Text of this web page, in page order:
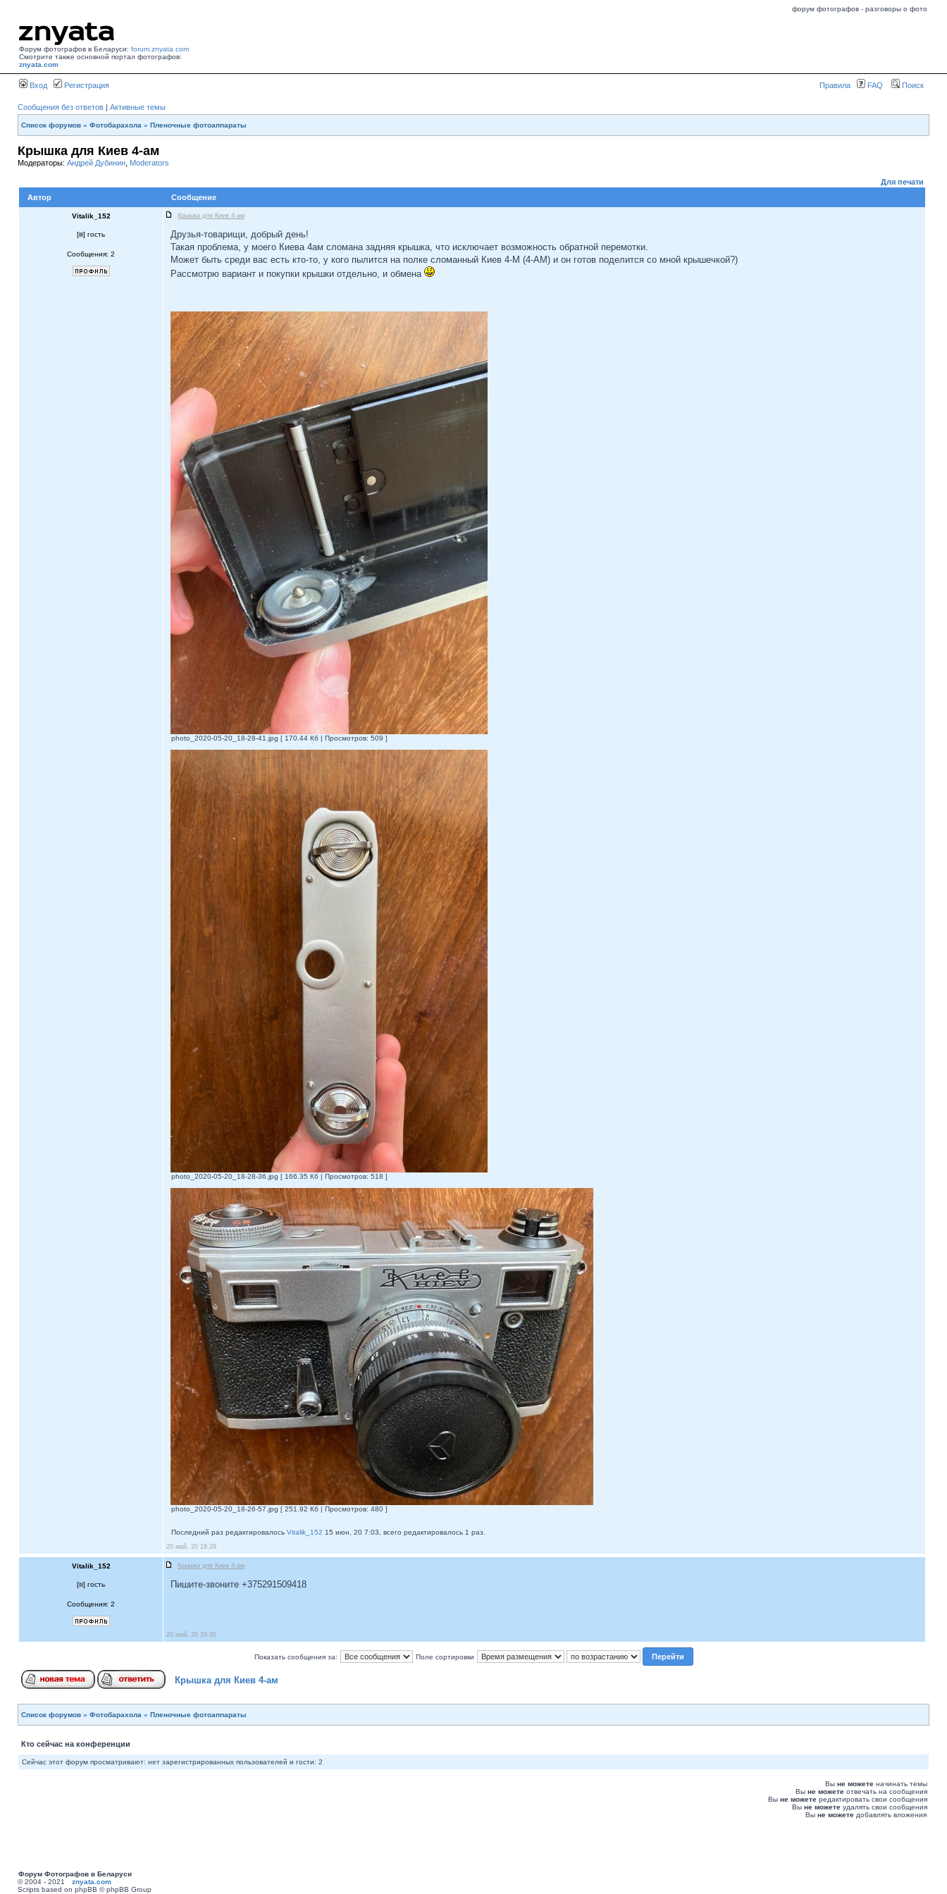
форум фотографов - разговоры о фото
Форум фотографов в Беларуси: forum.znyata.com
Смотрите также основной портал фотографов:
znyata.com
Вход Регистрация Правила FAQ Поиск
Сообщения без ответов | Активные темы
Список форумов » Фотобарахола » Пленочные фотоаппараты
Крышка для Киев 4-ам
Модераторы: Андрей Дубинин Moderators
Для печати
Автор
Сообщение
Vitalik_152 Крышка для Киев 4-ам
[ ] гость
Сообщения: 2
Друзья-товарищи, добрый день!
Такая проблема, у моего Киева 4ам сломана задняя крышка, что исключает возможность обратной перемотки.
Может быть среди вас есть кто-то, у кого пылится на полке сломанный Киев 4-M (4-AM) и он готов поделится со мной крышечкой?)
Рассмотрю вариант и покупки крышки отдельно, и обмена
photo_2020-05-20_18-28-41.jpg [ 170.44 Кб | Просмотров: 509 ]
photo_2020-05-20_18-28-36.jpg [ 166.35 Кб | Просмотров: 518 ]
photo_2020-05-20_18-26-57.jpg [ 251.92 Кб | Просмотров: 480 ]
Последний раз редактировалось Vitalik_152 15 июн, 20 7:03, всего редактировалось 1 раз.
20 май, 20 18:29
Vitalik_152 Крышка для Киев 4-ам
[ ] гость
Сообщения: 2
Пишите-звоните +375291509418
20 май, 20 18:30
Показать сообщения за: Поле сортировки
Крышка для Киев 4-ам
Список форумов » Фотобарахола » Пленочные фотоаппараты
Кто сейчас на конференции
Сейчас этот форум просматривают: нет зарегистрированных пользователей и гости: 2
Вы не можете начинать темы
Вы не можете отвечать на сообщения
Вы не можете редактировать свои сообщения
Вы не можете удалять свои сообщения
Вы не можете добавлять вложения
Форум Фотографов в Беларуси
© 2004 - 2021 znyata.com
Scripts based on phpBB © phpBB Group